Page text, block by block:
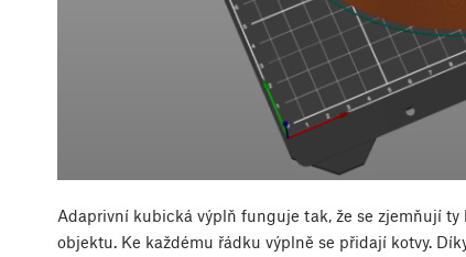
Adaprivní kubická výplň funguje tak, že se zjemňují ty
objektu. Ke každému řádku výplně se přidají kotvy.